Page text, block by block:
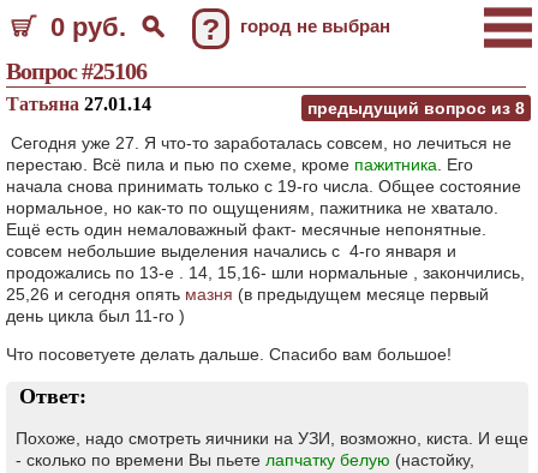
0 руб. ? город не выбран
Вопрос #25106
предыдущий вопрос из 8
Татьяна 27.01.14
Сегодня уже 27. Я что-то заработалась совсем, но лечиться не
перестаю. Всё пила и пью по схеме, кроме пажитника . Его
начала снова принимать только с 19-го числа. Общее состояние
нормальное, но как-то по ощущениям, пажитника не хватало.
Ещё есть один немаловажный факт- месячные непонятные.
совсем небольшие выделения начались с 4-го января и
продожались по 13-е . 14, 15,16- шли нормальные , закончились,
25,26 и сегодня опять мазня (в предыдущем месяце первый
день цикла был 11-го )
Что посоветуете делать дальше. Спасибо вам большое!
Ответ:
Похоже, надо смотреть яичники на УЗИ, возможно, киста. И еще
- сколько по времени Вы пьете лапчатку белую (настойку,